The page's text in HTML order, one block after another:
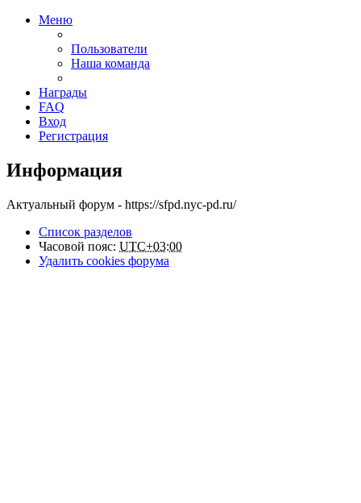
Меню
Пользователи
Наша команда
Награды
FAQ
Вход
Регистрация
Информация
Актуальный форум - https://sfpd.nyc-pd.ru/
Список разделов
Часовой пояс: UTC+03:00
Удалить cookies форума